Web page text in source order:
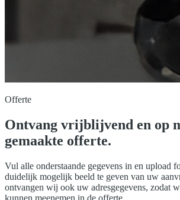
Offerte
Ontvang vrijblijvend en op
gemaakte offerte.
Vul alle onderstaande gegevens in en upload
duidelijk mogelijk beeld te geven van uw
ontvangen wij ook uw adresgegevens, zodat
kunnen meenemen in de offerte.